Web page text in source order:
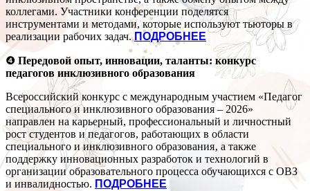
коллегами. Участники конференции поделятся
инструментами и методами, которые используют тьюторы в
реализации рабочих задач.ПОДРОБНЕЕ
❹ Передовой опыт, инновации, таланты: конкурс
педагогов инклюзивного образования
Всероссийский конкурс с международным участием «Педагог
специального и инклюзивного образования – 2026»
направлен на карьерный, профессиональный и личностный
рост студентов и педагогов, работающих в области
специального и инклюзивного образования‚ а также
поддержку инновационных разработок и технологий в
организации образовательного процесса обучающихся с ОВЗ
и инвалидностью. ПОДРОБНЕЕ